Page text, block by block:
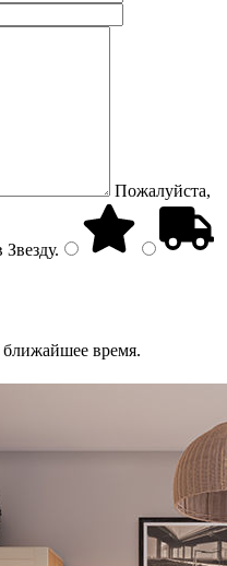
Пожалуйста,
Звезду.
время.